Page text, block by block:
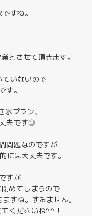
すね。
とさせて頂きます。
ていないので
す。
プラン、
夫です◎
問題なのですが
は大丈夫です。
すが
めてしまうので
すね。すみません。
くださいね^^！